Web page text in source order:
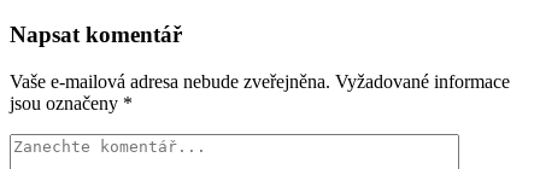
Napsat komentář
Vaše e-mailová adresa nebude zveřejněna. Vyžadované informace
jsou označeny *